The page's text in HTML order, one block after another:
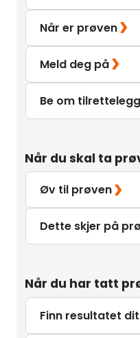
Når er prøven
Meld deg på
Be om
Når du skal ta
Øv til prøven
Dette skjer på
Når du har tatt
Finn resultatet